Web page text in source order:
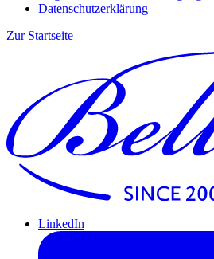
Datenschutzerklärung
Zur Startseite
LinkedIn